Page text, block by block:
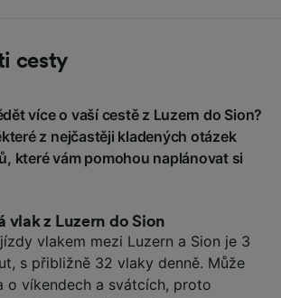
cesty
více o vaší cestě z Luzern do Sion?
z nejčastěji kladených otázek
které vám pomohou naplánovat si
vlak z Luzern do Sion
vlakem mezi Luzern a Sion je 3
s přibližně 32 vlaky denně. Může
o víkendech a svátcích, proto